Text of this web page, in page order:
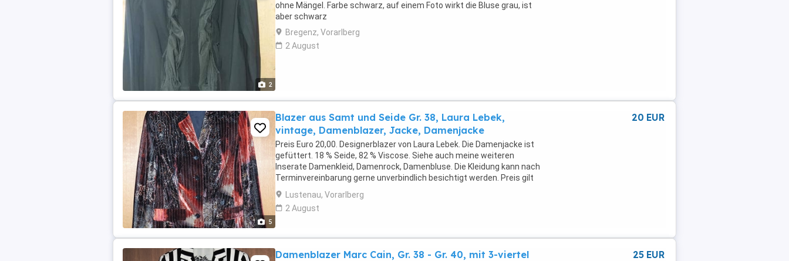
2
ohne Mängel. Farbe schwarz, auf einem Foto wirkt die Bluse grau, ist
aber schwarz
Bregenz, Vorarlberg
2 August
5
Blazer aus Samt und Seide Gr. 38, Laura Lebek,
vintage, Damenblazer, Jacke, Damenjacke
Preis Euro 20,00. Designerblazer von Laura Lebek. Die Damenjacke ist
gefüttert. 18 % Seide, 82 % Viscose. Siehe auch meine weiteren
Inserate Damenkleid, Damenrock, Damenbluse. Die Kleidung kann nach
Terminvereinbarung gerne unverbindlich besichtigt werden. Preis gilt
nur für Blazer ohne Kleid (Damenkleid ...
Lustenau, Vorarlberg
2 August
20 EUR
Damenblazer Marc Cain, Gr. 38 - Gr. 40, mit 3-viertel
25 EUR